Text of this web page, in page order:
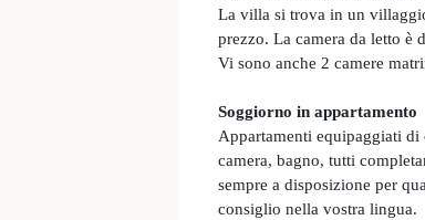
La villa si trova in un
prezzo. La camera da letto è
Vi sono anche 2 camere
Soggiorno in appartamento
Appartamenti equipaggiati
camera, bagno, tutti
sempre a disposizione per
consiglio nella vostra lingua.